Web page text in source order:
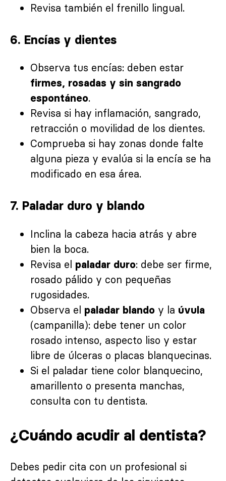
Revisa también el frenillo lingual.
6. Encías y dientes
Observa tus encías: deben estar
firmes, rosadas y sin sangrado
espontáneo.
Revisa si hay inflamación, sangrado,
retracción o movilidad de los dientes.
Comprueba si hay zonas donde falte
alguna pieza y evalúa si la encía se ha
modificado en esa área.
7. Paladar duro y blando
Inclina la cabeza hacia atrás y abre
bien la boca.
Revisa el paladar duro: debe ser firme,
rosado pálido y con pequeñas
rugosidades.
Observa el paladar blando y la úvula
(campanilla): debe tener un color
rosado intenso, aspecto liso y estar
libre de úlceras o placas blanquecinas.
Si el paladar tiene color blanquecino,
amarillento o presenta manchas,
consulta con tu dentista.
¿Cuándo acudir al dentista?
Debes pedir cita con un profesional si